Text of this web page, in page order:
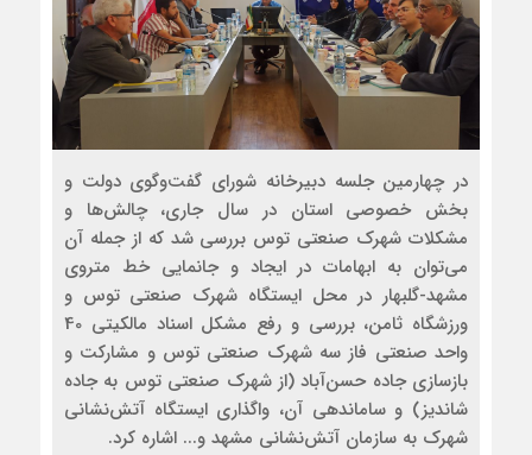
در چهارمین جلسه دبیرخانه شورای گفت‌وگوی دولت و
بخش خصوصی استان در سال جاری، چالش‌ها و
مشکلات شهرک صنعتی توس بررسی شد که از جمله آن
می‌توان به ابهامات در ایجاد و جانمایی خط متروی
مشهد-گلبهار در محل ایستگاه شهرک صنعتی توس و
ورزشگاه ثامن، بررسی و رفع مشکل اسناد مالکیتی 40
واحد صنعتی فاز سه شهرک صنعتی توس و مشارکت و
بازسازی جاده حسن‌آباد (از شهرک صنعتی توس به جاده
شاندیز) و ساماندهی آن، واگذاری ایستگاه آتش‌نشانی
شهرک به سازمان آتش‌نشانی مشهد و... اشاره کرد.